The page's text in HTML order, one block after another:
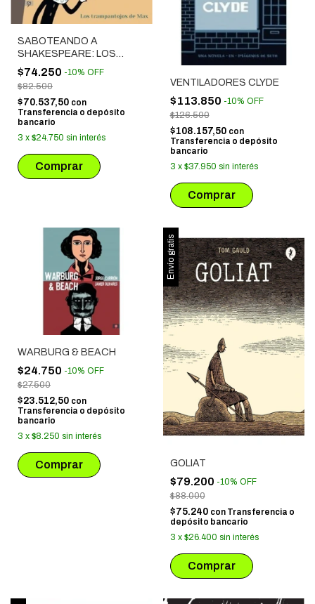
SABOTEANDO A
SHAKESPEARE: LOS
TRAMPANTOJOS DE MAX
$74.250 -10% OFF
$82.500
$70.537,50 con
Transferencia o depósito
bancario
3 x $24.750 sin interés
VENTILADORES CLYDE
$113.850 -10% OFF
$126.500
$108.157,50 con
Transferencia o depósito
bancario
3 x $37.950 sin interés
WARBURG & BEACH
$24.750 -10% OFF
$27.500
$23.512,50 con
Transferencia o depósito
bancario
3 x $8.250 sin interés
Envío gratis
GOLIAT
$79.200 -10% OFF
$88.000
$75.240 con Transferencia o
depósito bancario
3 x $26.400 sin interés